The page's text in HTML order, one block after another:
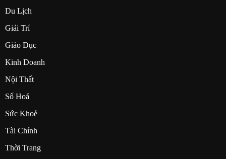
Du Lịch
Giải Trí
Giáo Dục
Kinh Doanh
Nội Thất
Số Hoá
Sức Khoẻ
Tài Chính
Thời Trang